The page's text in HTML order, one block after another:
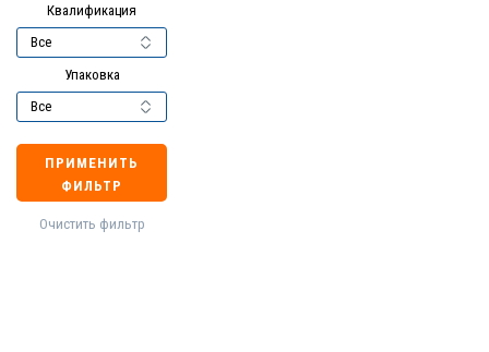
Квалификация
Упаковка
ПРИМЕНИТЬ
ФИЛЬТР
Очистить фильтр